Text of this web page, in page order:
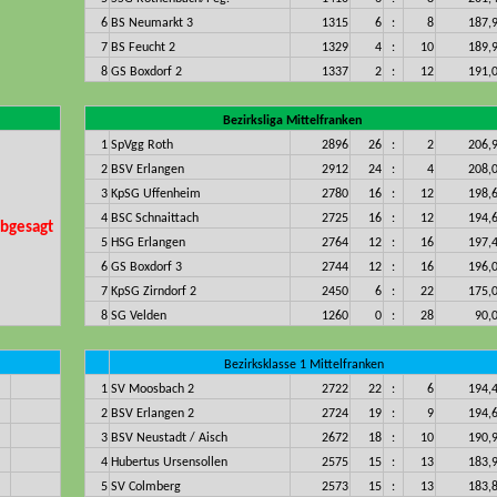
6 BS Neumarkt 3 1315 6 : 8
187,9
7 BS Feucht 2 1329 4 : 10
189,9
8 GS Boxdorf 2 1337 2 : 12 191,0
Bezirksliga Mittelfranken
1 SpVgg Roth 2896 26 : 2
206,9
2 BSV Erlangen 2912 24 : 4
208,0
3 KpSG Uffenheim 2780 16 : 12
198,6
4 BSC Schnaittach 2725 16 : 12
194,6
5 HSG Erlangen 2764 12 : 16
197,4
6 GS Boxdorf 3 2744 12 : 16
196,0
7 KpSG Zirndorf 2 2450 6 : 22
175,0
8 SG Velden 1260 0 : 28 90,0
Bezirksklasse 1 Mittelfranken
1 SV Moosbach 2 2722 22 : 6
194,4
2 BSV Erlangen 2 2724 19 : 9
194,6
3 BSV Neustadt / Aisch 2672 18 : 10
190,9
4 Hubertus Ursensollen 2575 15 : 13
183,9
5 SV Colmberg 2573 15 : 13 183,8